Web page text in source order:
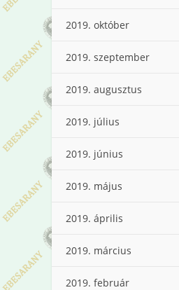
2019. október
2019. szeptember
2019. augusztus
2019. július
2019. június
2019. május
2019. április
2019. március
2019. február